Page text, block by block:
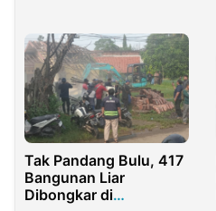
Tak Pandang Bulu, 417
Bangunan Liar
Dibongkar di